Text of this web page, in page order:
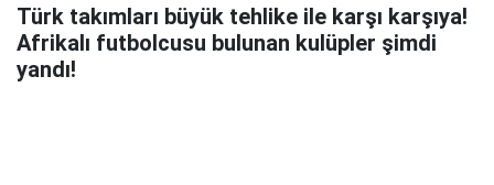
Türk takımları büyük tehlike ile karşı karşıya!
Afrikalı futbolcusu bulunan kulüpler şimdi
yandı!